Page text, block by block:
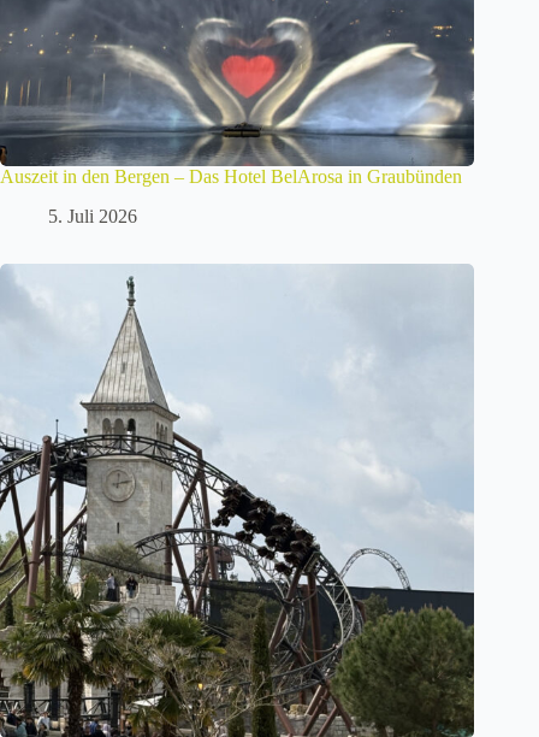
Auszeit in den Bergen – Das Hotel BelArosa in Graubünden
5. Juli 2026